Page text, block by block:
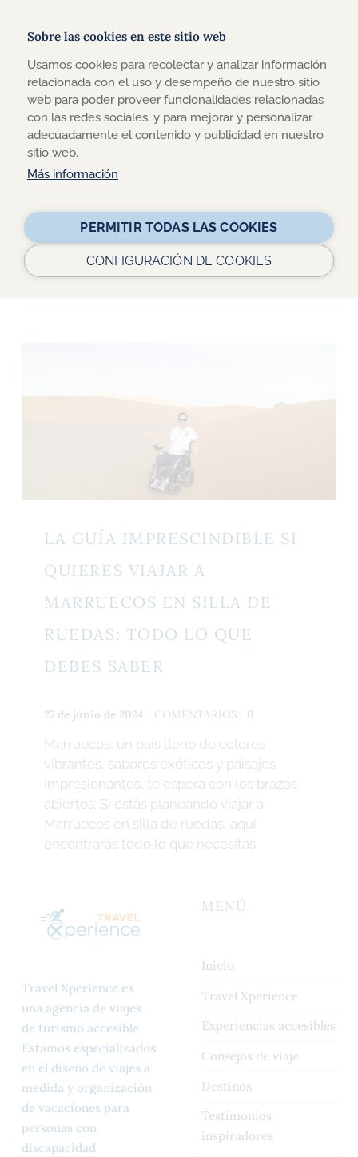
Sobre las cookies en este sitio web
Usamos cookies para recolectar y analizar información
relacionada con el uso y desempeño de nuestro sitio
web para poder proveer funcionalidades relacionadas
con las redes sociales, y para mejorar y personalizar
adecuadamente el contenido y publicidad en nuestro
sitio web.
Más información
PERMITIR TODAS LAS COOKIES
CONFIGURACIÓN DE COOKIES
TRAVEL-XPERIENCE
DESCUBRE TODA LA ACTUALIDAD SOBRE VIAJES Y
TURISMO ACCESIBLE EN NUESTRO BLOG
Buscar:
LA GUÍA IMPRESCINDIBLE SI
QUIERES VIAJAR A
MARRUECOS EN SILLA DE
RUEDAS: TODO LO QUE
DEBES SABER
27 de junio de 2024
ESCRITO
R
o
d
r
i
g
COMENTARIOS: 0
Marruecos, un país lleno de colores
vibrantes, sabores exóticos y paisajes
impresionantes, te espera con los brazos
abiertos. Si estás planeando viajar a
Marruecos en silla de ruedas, aquí
encontrarás todo lo que necesitas
Travel Xperience es
una agencia de viajes
de turismo accesible.
Estamos especializados
en el diseño de viajes a
medida y organización
de vacaciones para
personas con
discapacidad
MENÚ
Inicio
Travel Xperience
Experiencias accesibles
Consejos de viaje
Destinos
Testimonios
inspiradores